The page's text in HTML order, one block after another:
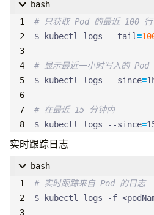
bash
# 只获取 Pod 的最近 100 行
$ kubectl logs --tail=
# 显示最近一小时写入的 Pod
$ kubectl logs --since=
# 在最近 15 分钟内
$ kubectl logs --since=
实时跟踪日志
bash
# 实时跟踪来自 Pod 的日志